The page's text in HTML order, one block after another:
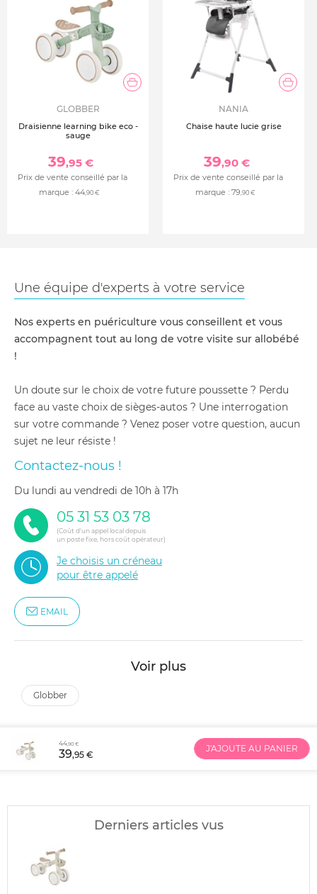
GLOBBER
Draisienne learning bike eco -
sauge
39,95 €
Prix de vente conseillé par la
marque : 44,90 €
NANIA
Chaise haute lucie grise
39,90 €
Prix de vente conseillé par la
marque : 79,90 €
Une équipe d'experts à votre service
Nos experts en puériculture vous conseillent et vous
accompagnent tout au long de votre visite sur allobébé
!
Un doute sur le choix de votre future poussette ? Perdu
face au vaste choix de sièges-autos ? Une interrogation
sur votre commande ? Venez poser votre question, aucun
sujet ne leur résiste !
Contactez-nous !
du lundi au vendredi de 10h à 17h
05 31 53 03 78
(Coût d'un appel local depuis
un poste fixe, hors coût opérateur)
Je choisis un créneau
pour être appelé
EMAIL
Voir plus
globber
44,90 €
39,95 €
J'AJOUTE AU PANIER
Derniers articles vus